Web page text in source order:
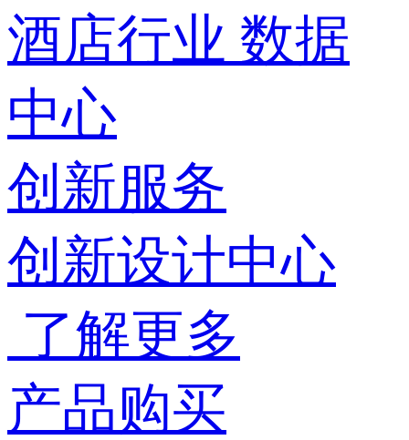
酒店行业 数据
中心
创新服务
创新设计中心
了解更多
产品购买